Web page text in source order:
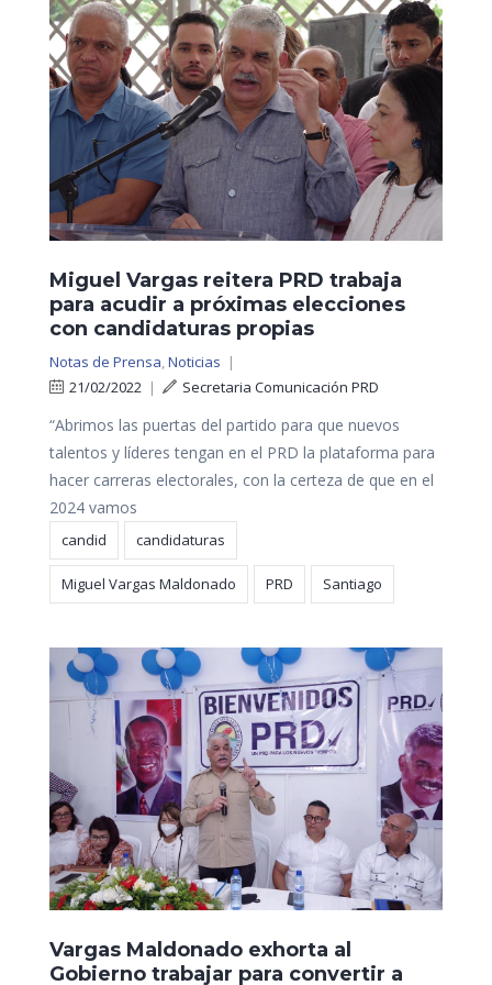
Miguel Vargas reitera PRD trabaja
para acudir a próximas elecciones
con candidaturas propias
Notas de Prensa,Noticias |
21/02/2022 | Secretaria Comunicación PRD
“Abrimos las puertas del partido para que nuevos
talentos y líderes tengan en el PRD la plataforma para
hacer carreras electorales, con la certeza de que en el
2024 vamos
candid candidaturas
Miguel Vargas Maldonado PRD Santiago
Vargas Maldonado exhorta al
Gobierno trabajar para convertir a